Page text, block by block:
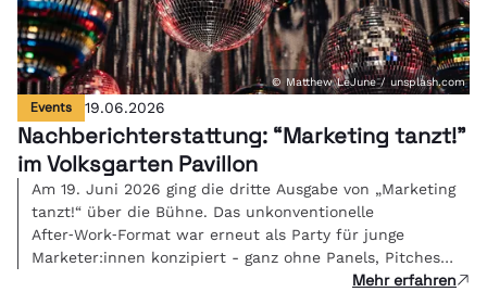
© Matthew LeJune / unsplash.com
Events 19.06.2026
Nachberichterstattung: “Marketing tanzt!"
im Volksgarten Pavillon
Am 19. Juni 2026 ging die dritte Ausgabe von „Marketing
tanzt!“ über die Bühne. Das unkonventionelle
After‑Work‑Format war erneut als Party für junge
Marketer:innen konzipiert - ganz ohne Panels, Pitches
oder PowerPoint, sondern mit Beats, Gesprächen und
Mehr erfahren